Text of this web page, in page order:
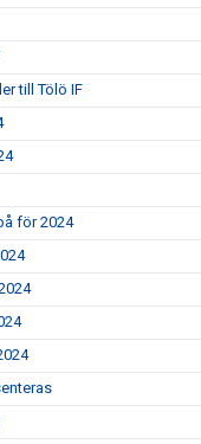
till Tölö IF
för 2024